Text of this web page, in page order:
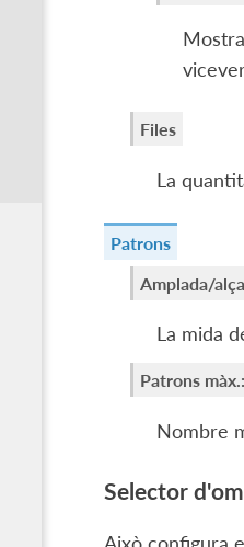
Files
La
Patrons
Amplada/
La mida
Patrons màx.:
Nombre
Selector